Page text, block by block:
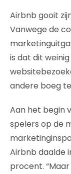
Airbnb gooit
Vanwege de
is dat dit
andere boeg
Aan het begin
spelers op de
Airbnb daalde
procent.